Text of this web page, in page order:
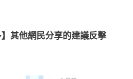
他網民分享的建議反擊